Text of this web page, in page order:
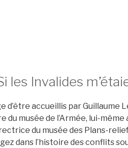
les Invalides
d’être accueillis par
du musée de l’Armée, lui-
du musée des Plans-
dans l’histoire des conflits